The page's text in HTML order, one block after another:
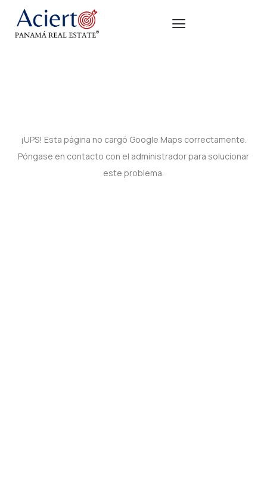
¡UPS! Esta página no cargó Google Maps correctamente.
Póngase en contacto con el administrador para solucionar
este problema.